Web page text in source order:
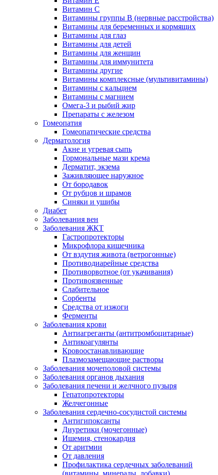
Витамин С
Витамины группы В (нервные расстройства)
Витамины для беременных и кормящих
Витамины для глаз
Витамины для детей
Витамины для женщин
Витамины для иммунитета
Витамины другие
Витамины комплексные (мультивитамины)
Витамины с кальцием
Витамины с магнием
Омега-3 и рыбий жир
Препараты с железом
Гомеопатия
Гомеопатические средства
Дерматология
Акне и угревая сыпь
Гормональные мази крема
Дерматит, экзема
Заживляющее наружное
От бородавок
От рубцов и шрамов
Синяки и ушибы
Диабет
Заболевания вен
Заболевания ЖКТ
Гастропротекторы
Микрофлора кишечника
От вздутия живота (ветрогонные)
Противодиарейные средства
Противорвотное (от укачивания)
Противоязвенные
Слабительное
Сорбенты
Средства от изжоги
Ферменты
Заболевания крови
Антиагреганты (антитромбоцитарные)
Антикоагулянты
Кровоостанавливающие
Плазмозамещающие растворы
Заболевания мочеполовой системы
Заболевания органов дыхания
Заболевания печени и желчного пузыря
Гепатопротекторы
Желчегонные
Заболевания сердечно-сосудистой системы
Антигипоксанты
Диуретики (мочегонные)
Ишемия, стенокардия
От аритмии
От давления
Профилактика сердечных заболеваний
(витамины, минералы, добавки)